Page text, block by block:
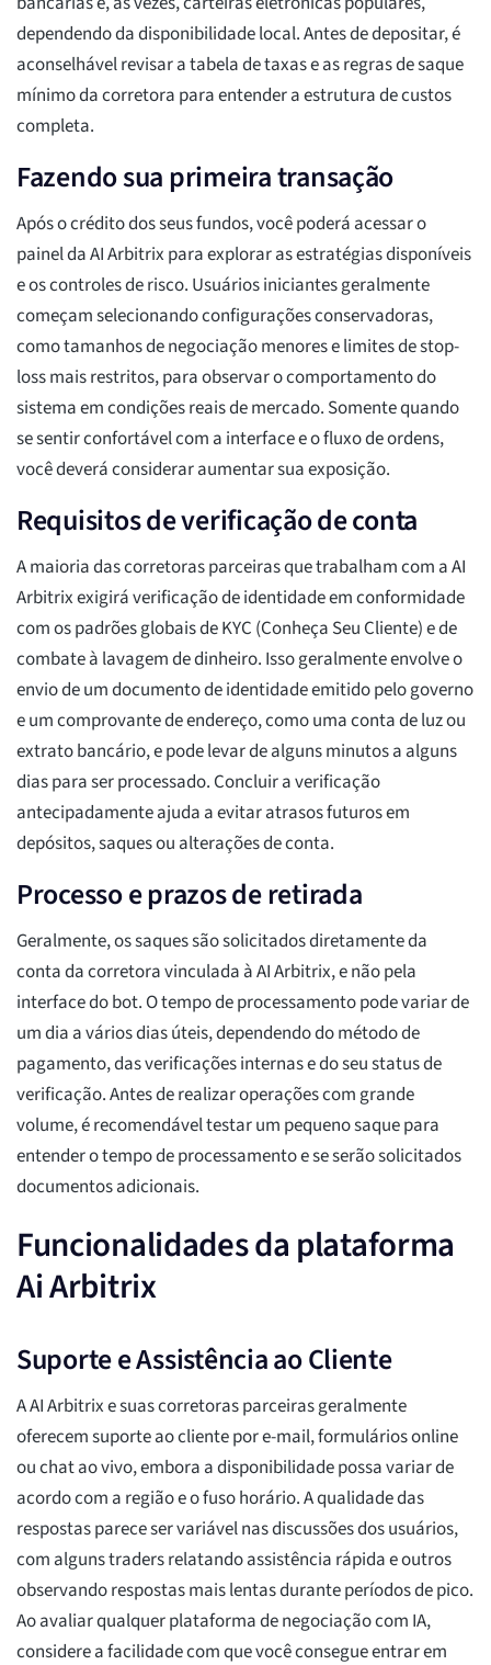
dependendo da disponibilidade local. Antes de depositar, é
aconselhável revisar a tabela de taxas e as regras de saque
mínimo da corretora para entender a estrutura de custos
completa.
Fazendo sua primeira transação
Após o crédito dos seus fundos, você poderá acessar o
painel da AI Arbitrix para explorar as estratégias disponíveis
e os controles de risco. Usuários iniciantes geralmente
começam selecionando configurações conservadoras,
como tamanhos de negociação menores e limites de stop-
loss mais restritos, para observar o comportamento do
sistema em condições reais de mercado. Somente quando
se sentir confortável com a interface e o fluxo de ordens,
você deverá considerar aumentar sua exposição.
Requisitos de verificação de conta
A maioria das corretoras parceiras que trabalham com a AI
Arbitrix exigirá verificação de identidade em conformidade
com os padrões globais de KYC (Conheça Seu Cliente) e de
combate à lavagem de dinheiro. Isso geralmente envolve o
envio de um documento de identidade emitido pelo governo
e um comprovante de endereço, como uma conta de luz ou
extrato bancário, e pode levar de alguns minutos a alguns
dias para ser processado. Concluir a verificação
antecipadamente ajuda a evitar atrasos futuros em
depósitos, saques ou alterações de conta.
Processo e prazos de retirada
Geralmente, os saques são solicitados diretamente da
conta da corretora vinculada à AI Arbitrix, e não pela
interface do bot. O tempo de processamento pode variar de
um dia a vários dias úteis, dependendo do método de
pagamento, das verificações internas e do seu status de
verificação. Antes de realizar operações com grande
volume, é recomendável testar um pequeno saque para
entender o tempo de processamento e se serão solicitados
documentos adicionais.
Funcionalidades da plataforma
Ai Arbitrix
Suporte e Assistência ao Cliente
A AI Arbitrix e suas corretoras parceiras geralmente
oferecem suporte ao cliente por e-mail, formulários online
ou chat ao vivo, embora a disponibilidade possa variar de
acordo com a região e o fuso horário. A qualidade das
respostas parece ser variável nas discussões dos usuários,
com alguns traders relatando assistência rápida e outros
observando respostas mais lentas durante períodos de pico.
Ao avaliar qualquer plataforma de negociação com IA,
considere a facilidade com que você consegue entrar em